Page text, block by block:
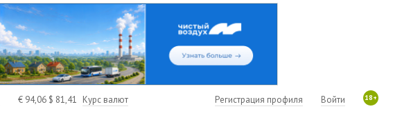
€ 94,06 $ 81,41 Курс валют 18+
Войти
Регистрация профиля